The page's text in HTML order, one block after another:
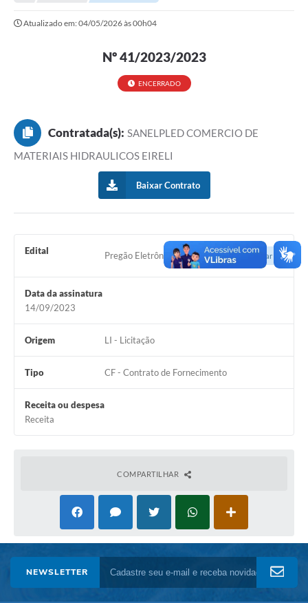
Tarifa de água
Contas Públicas
Setores
LGPD
Obras
Agenda
Atualizado em: 04/05/2026 às 00h04
Nº 41/2023/2023
ENCERRADO
Contratada(s): SANELPLED COMERCIO DE
MATERIAIS HIDRAULICOS EIRELI
Baixar Contrato
Edital Pregão Eletrônico nº 17/2023 Acessar
Data da assinatura
14/09/2023
Origem LI - Licitação
Tipo CF - Contrato de Fornecimento
Receita ou despesa
Receita
COMPARTILHAR
NEWSLETTER